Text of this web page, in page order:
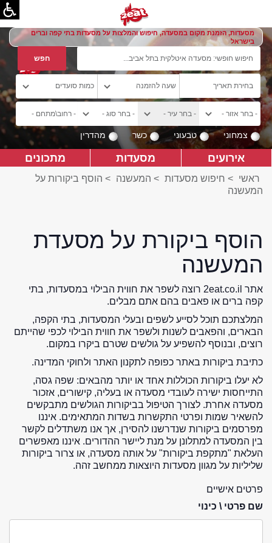
מסעדות, הזמנת מקום במסעדה, חיפוש והמלצות על מסעדות בתי קפה וברים
בישראל
צמחוני טבעוני כשר מהדרין
אירועים מסעדות מתכונים
ראשי > חיפוש מסעדות > המעשנה > הוסף ביקורות על
המעשנה
הוסף ביקורת על מסעדת
המעשנה
אתר 2eat.co.il רוצה לשפר את חווית הבילוי במסעדות, בתי
קפה ברים או פאבים בהם אתם מבלים.
המלצתכם תוכל לסייע לשפים ובעלי המסעדות, בתי הקפה,
הבארים, והפאבים לשנות ולשפר את חווית הבילוי לכפי שהייתם
רוצים, ובנוסף להשפיע על גולשים שטרם ביקרו במקום.
כתיבת ביקורות באתר כפופה לתקנון האתר ולחוקי המדינה.
לא יעלו ביקורות הכוללות אחד או יותר מהבאים: שפה גסה,
התייחסות ישירה לעובדי מסעדה או בעליה, קישורים, אזכור
מסעדה אחרת. לצורך הטיפול בביקורות הגולשים מתבקשים
להשאיר שמות ופרטי התקשרות בשדות המתאימים. איננו
מפרסמים ביקורות שנדרשנו להסירן, אך אנו משתדלים לקשר
בין המסעדה למתלונן על מנת ליישר ההדורים. איננו מאפשרים
העלאת "מתקפת ביקורות" על אותה מסעדה, או צרור ביקורות
שליליות על מגוון מסעדות היוצאות ממחשב זהה.
פרטים אישיים
שם פרטי \ כינוי